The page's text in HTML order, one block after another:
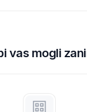
vas mogli